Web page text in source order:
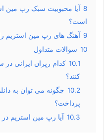
8 آیا محبوبیت سبک رپ مین
است؟
9 آهنگ های رپ مین استریم
10 سوالات متداول
10.1 کدام رپران ایرانی
کنند؟
10.2 چگونه می توان به
پرداخت؟
10.3 آیا رپ مین استریم در